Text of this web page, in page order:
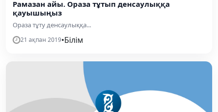
Рамазан айы. Ораза тұтып денсаулыққа
қауышыңыз
Ораза тұту денсаулыққа...
21 ақпан 2019•Білім